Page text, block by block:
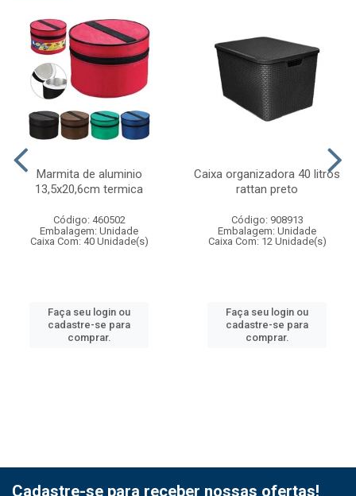
Marmita de aluminio
13,5x20,6cm termica
Código: 460502
Embalagem: Unidade
Caixa Com: 40 Unidade(s)
Faça seu login ou
cadastre-se para
comprar.
Caixa organizadora 40 litros
rattan preto
Código: 908913
Embalagem: Unidade
Caixa Com: 12 Unidade(s)
Faça seu login ou
cadastre-se para
comprar.
Cadastre-se para receber nossas ofertas!